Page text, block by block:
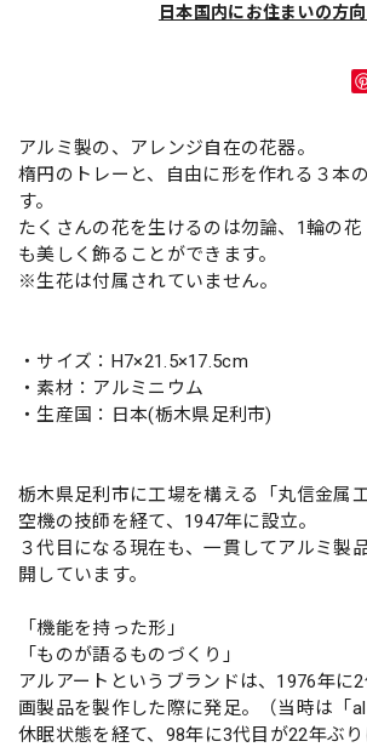
日本国内にお住まいの方
アルミ製の、アレンジ自在の花器。
楕円のトレーと、自由に形を作れる３本
す。
たくさんの花を生けるのは勿論、1輪の
も美しく飾ることができます。
※生花は付属されていません。
・サイズ：H7×21.5×17.5cm
・素材：アルミニウム
・生産国：日本(栃木県足利市)
栃木県足利市に工場を構える「丸信金属
空機の技師を経て、1947年に設立。
３代目になる現在も、一貫してアルミ製
開しています。
「機能を持った形」
「ものが語るものづくり」
アルアートというブランドは、1976年に
画製品を製作した際に発足。（当時は「al
休眠状態を経て、98年に3代目が22年ぶ